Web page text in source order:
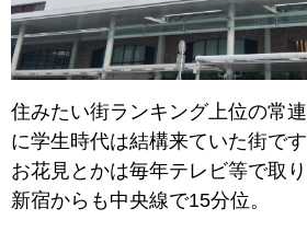
住みたい街ランキング上位の常
に学生時代は結構来ていた街で
お花見とかは毎年テレビ等で取
新宿からも中央線で15分位。